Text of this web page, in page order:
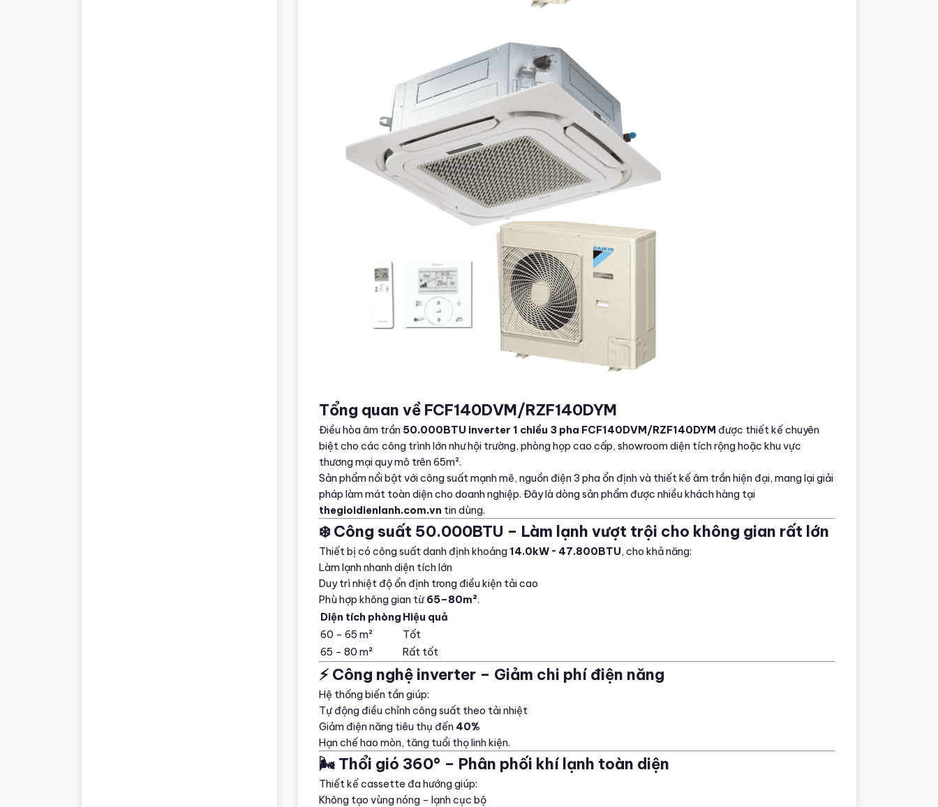
Tổng quan về FCF140DVM/RZF140DYM
Điều hòa âm trần 50.000BTU inverter 1 chiều 3 pha FCF140DVM/RZF140DYM được thiết kế chuyên
biệt cho các công trình lớn như hội trường, phòng họp cao cấp, showroom diện tích rộng hoặc khu vực
thương mại quy mô trên 65m².
Sản phẩm nổi bật với công suất mạnh mẽ, nguồn điện 3 pha ổn định và thiết kế âm trần hiện đại, mang lại giải
pháp làm mát toàn diện cho doanh nghiệp. Đây là dòng sản phẩm được nhiều khách hàng tại
thegioidienlanh.com.vn tin dùng.
❄️ Công suất 50.000BTU – Làm lạnh vượt trội cho không gian rất lớn
Thiết bị có công suất danh định khoảng 14.0kW ~ 47.800BTU, cho khả năng:
Làm lạnh nhanh diện tích lớn
Duy trì nhiệt độ ổn định trong điều kiện tải cao
Phù hợp không gian từ 65–80m².
Diện tích phòng Hiệu quả
60 – 65 m²
Tốt
65 – 80 m²
Rất tốt
⚡ Công nghệ inverter – Giảm chi phí điện năng
Hệ thống biến tần giúp:
Tự động điều chỉnh công suất theo tải nhiệt
Giảm điện năng tiêu thụ đến 40%
Hạn chế hao mòn, tăng tuổi thọ linh kiện.
🌬️ Thổi gió 360° – Phân phối khí lạnh toàn diện
Thiết kế cassette đa hướng giúp:
Không tạo vùng nóng – lạnh cục bộ